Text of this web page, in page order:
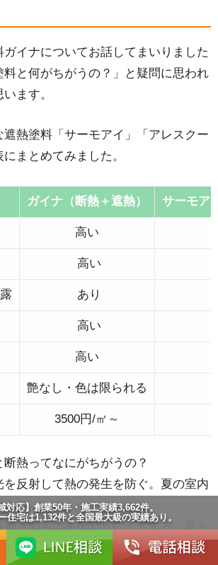
ガイナについてお話してまいりました
料と何がちがうの？」と疑問に思われ
ます。
遮熱塗料「サーモアイ」「アレスクー
まとめてみました。
ガイナ（断熱＋遮熱） サーモア
高い
高い
あり
高い
高い
艶なし・色は限られる
3500円/㎡～
熱ってなにがちがうの？
を反射して熱の発生を防ぐ。夏の室内
あり
動そのものを伝わりにくくする。夏も
対応】創業50年・施工実績3,662件。
住宅は1,132件と全国最大級の実績あり。